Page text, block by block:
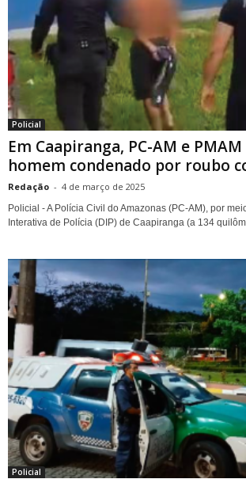
Policial
Em Caapiranga, PC-AM e
homem condenado por roubo
Redação - 4 de março de 2025
Policial - A Polícia Civil do Amazonas (PC-AM), por
Interativa de Polícia (DIP) de Caapiranga (a 134
Policial